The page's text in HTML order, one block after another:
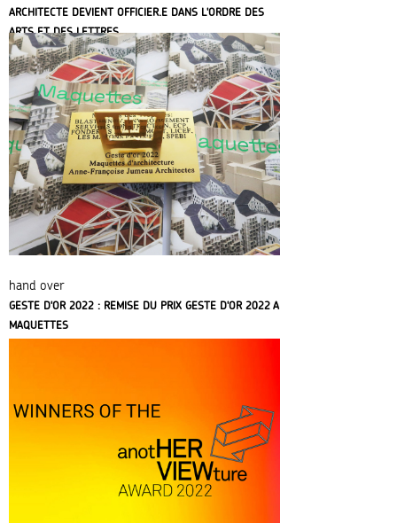
ARCHITECTE DEVIENT OFFICIER.E DANS L'ORDRE DES
ARTS ET DES LETTRES.
hand over
GESTE D'OR 2022 : REMISE DU PRIX GESTE D'OR 2022 A
MAQUETTES